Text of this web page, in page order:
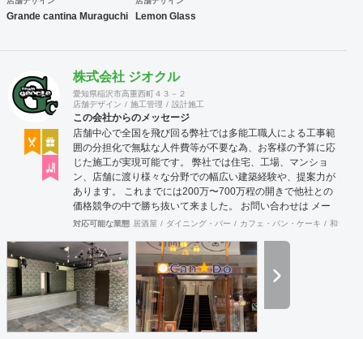
Grande cantina Muraguchi Lemon Glass
株式会社 ジオクル
愛知県稲沢市高重西町４３－２
店舗デザイン
施工管理 設計施工
この会社からのメッセージ
店舗中心で全国を飛び回る弊社では多能工職人による工事範
囲の分担化で無駄な人件費等が不要な為、お客様の予算に応
じた施工が実現可能です。 弊社では住宅、工場、マンショ
ン、店舗に渡り様々な分野での幅広い建築経験や、提案力が
あります。 これまでには200万〜700万程の開きで他社との
価格競争の中で勝ち抜いて来ました。 お問い合わせは メー
ル（tenperhide31@icloud.com）からも承ります。 その他：
対応可能な業態 居酒屋 ダイニング・バー カフェ・パン・ケーキ 和食・